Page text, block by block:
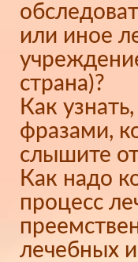
или иное
страна)?
Как
фразами,
слышите
Как надо
процесс
лечебных